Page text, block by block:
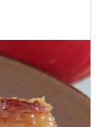
」 100gの